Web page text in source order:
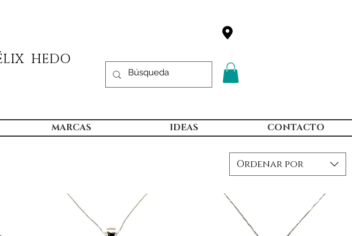
HEDO
MARCAS IDEAS CONTACTO
Ordenar por